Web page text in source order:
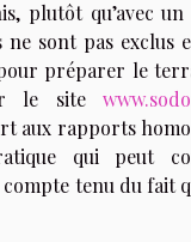
plutôt qu’avec
ne sont pas exclus
préparer le
le site
aux rapports
qui peut
tenu du fait